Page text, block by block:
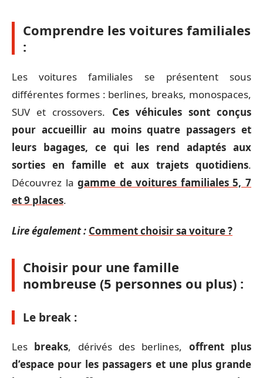
Comprendre les voitures familiales
:
Les voitures familiales se présentent sous
différentes formes : berlines, breaks, monospaces,
SUV et crossovers. Ces véhicules sont conçus
pour accueillir au moins quatre passagers et
leurs bagages, ce qui les rend adaptés aux
sorties en famille et aux trajets quotidiens.
Découvrez lagamme de voitures familiales 5, 7
et 9 places.
Lire également : Comment choisir sa voiture ?
Choisir pour une famille
nombreuse (5 personnes ou plus) :
Le break :
Les breaks, dérivés des berlines, offrent plus
d’espace pour les passagers et une plus grande